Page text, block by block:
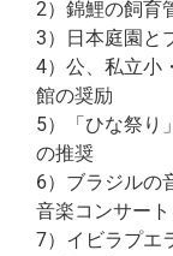
2）錦鯉の飼育
3）日本庭園と
4）公、私立小
館の奨励
5）「ひな祭り
の推奨
6）ブラジルの
音楽コンサー
7）イビラプエ